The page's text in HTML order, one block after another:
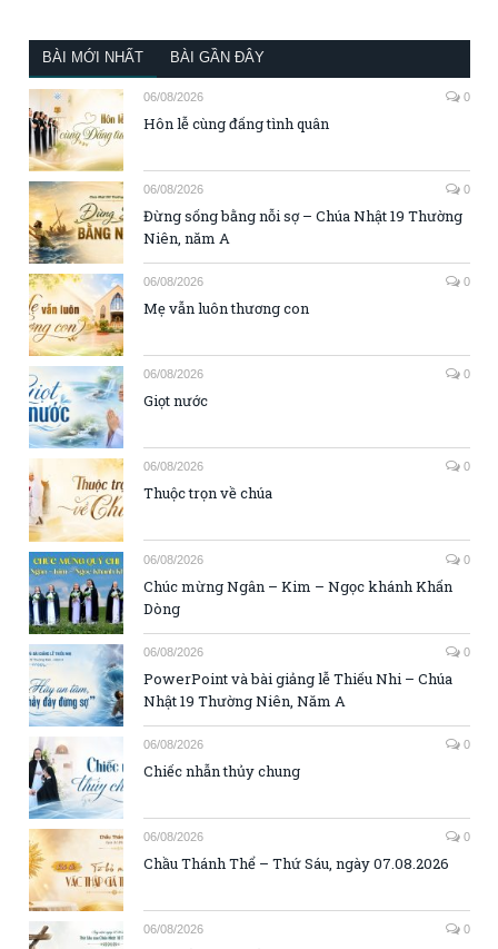
BÀI MỚI NHẤT BÀI GẦN ĐÂY
06/08/2026 0
Hôn lễ cùng đấng tình quân
06/08/2026 0
Đừng sống bằng nỗi sợ – Chúa Nhật 19 Thường
Niên, năm A
06/08/2026 0
Mẹ vẫn luôn thương con
06/08/2026 0
Giọt nước
06/08/2026 0
Thuộc trọn về chúa
06/08/2026 0
Chúc mừng Ngân – Kim – Ngọc khánh Khấn
Dòng
06/08/2026 0
PowerPoint và bài giảng lễ Thiếu Nhi – Chúa
Nhật 19 Thường Niên, Năm A
06/08/2026 0
Chiếc nhẫn thủy chung
06/08/2026 0
Chầu Thánh Thể – Thứ Sáu, ngày 07.08.2026
06/08/2026 0